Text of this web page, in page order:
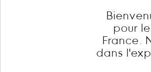
pour
France.
dans